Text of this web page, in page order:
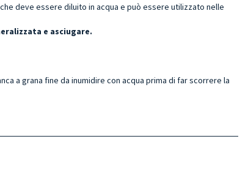
deve essere diluito in acqua e può essere utilizzato nelle
e asciugare.
a grana fine da inumidire con acqua prima di far scorrere la